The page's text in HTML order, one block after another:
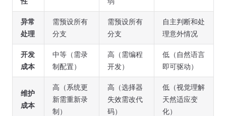
异常
处理
需预设所有
分支
需预设所有
分支
自主判断和处
理意外情况
开发
成本
中等（需录
制配置）
高（需编程
开发）
低（自然语言
即可驱动）
维护
成本
高（系统更
新需重新录
制）
高（选择器
失效需改代
码）
低（视觉理解
天然适应变
化）